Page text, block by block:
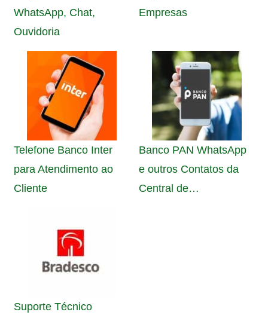
WhatsApp, Chat,
Ouvidoria
Empresas
Telefone Banco Inter
para Atendimento ao
Cliente
Banco PAN WhatsApp
e outros Contatos da
Central de…
Suporte Técnico